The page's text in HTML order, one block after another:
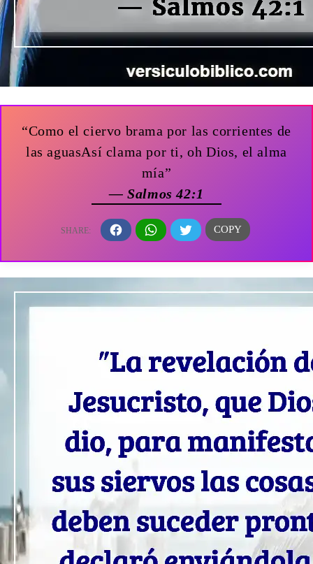
“Como el ciervo brama por las corrientes de
las aguasAsí clama por ti, oh Dios, el alma
mía”
— Salmos 42:1